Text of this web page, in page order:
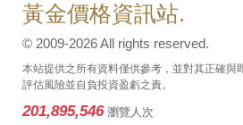
黃金價格資訊站.
© 2009-2026 All rights reserved.
本站提供之所有資料僅供參考，並對其正確與
評估風險並自負投資盈虧之責。
201,895,546 瀏覽人次